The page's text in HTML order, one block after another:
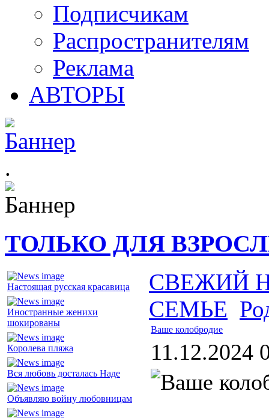
Подписчикам
Распространителям
Реклама
АВТОРЫ
.
ТОЛЬКО ДЛЯ
Настоящая русская красавица
Иностранные женихи
шокированы
Королева пляжа
Вся любовь досталась Наде
Объявляю войну любовницам
СВЕЖИЙ
СЕМЬЕ
Ваше колобродие
11.12.2024